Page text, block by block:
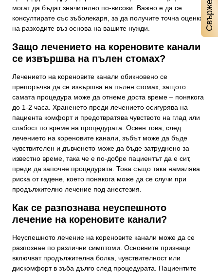
могат да бъдат значително по-високи. Важно е да се
консултирате със зъболекаря, за да получите точна оценка
на разходите въз основа на вашите нужди.
Защо лечението на кореновите канали
се извършва на пълен стомах?
Лечението на кореновите канали обикновено се
препоръчва да се извършва на пълен стомах, защото
самата процедура може да отнеме доста време – понякога
до 1-2 часа. Храненето преди лечението осигурява на
пациента комфорт и предотвратява чувството на глад или
слабост по време на процедурата. Освен това, след
лечението на кореновите канали, зъбът може да бъде
чувствителен и дъвченето може да бъде затруднено за
известно време, така че е по-добре пациентът да е сит,
преди да започне процедурата. Това също така намалява
риска от гадене, което понякога може да се случи при
продължително лечение под анестезия.
Как се разпознава неуспешното
лечение на кореновите канали?
Неуспешното лечение на кореновите канали може да се
разпознае по различни симптоми. Основните признаци
включват продължителна болка, чувствителност или
дискомфорт в зъба дълго след процедурата. Пациентите